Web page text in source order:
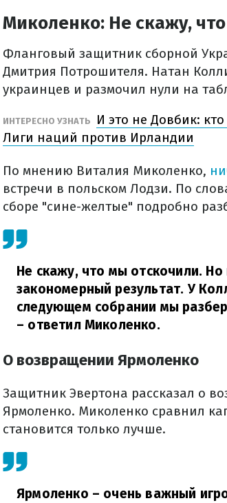
Миколенко: Не скажу,
Фланговый защитник сборной
Дмитрия Потрошителя. Натан
украинцев и размочил нули на
ИНТЕРЕСНО УЗНАТЬ
И это не Довбик:
Лиги наций против Ирландии
По мнению Виталия Миколенко,
встречи в польском Лодзи. По
сборе "сине-желтые" подробно
Не скажу, что мы отскочили. Но
закономерный результат. У
следующем собрании мы
– ответил Миколенко.
О возвращении Ярмоленко
Защитник Эвертона рассказал о
Ярмоленко. Миколенко сравнил
становится только лучше.
Ярмоленко – очень важный